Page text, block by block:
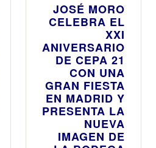
JOSÉ MORO
CELEBRA EL
XXI
ANIVERSARIO
DE CEPA 21
CON UNA
GRAN FIESTA
EN MADRID Y
PRESENTA LA
NUEVA
IMAGEN DE